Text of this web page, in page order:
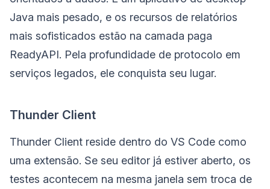
Java mais pesado, e os recursos de relatórios
mais sofisticados estão na camada paga
ReadyAPI. Pela profundidade de protocolo em
serviços legados, ele conquista seu lugar.
Thunder Client
Thunder Client reside dentro do VS Code como
uma extensão. Se seu editor já estiver aberto, os
testes acontecem na mesma janela sem troca de